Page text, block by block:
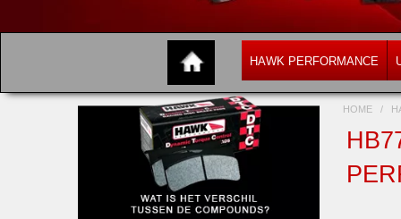
HAWK PERFORMANCE
HOME /